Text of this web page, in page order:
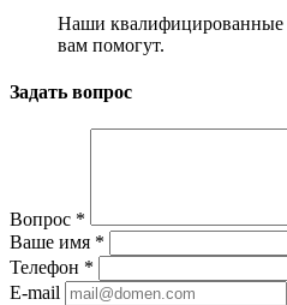
Наши квалифицированные
вам помогут.
Задать вопрос
Вопрос *
Ваше имя *
Телефон *
E-mail